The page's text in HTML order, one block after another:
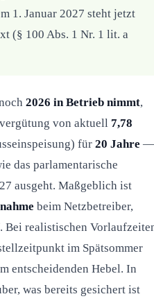
1. Januar 2027 steht jetzt
(§ 100 Abs. 1 Nr. 1 lit. a
2026 in Betrieb nimmt,
von aktuell 7,78
für 20 Jahre —
das parlamentarische
ausgeht. Maßgeblich ist
beim Netzbetreiber,
Bei realistischen
im Spätsommer
entscheidenden Hebel. In
was bereits gesichert ist